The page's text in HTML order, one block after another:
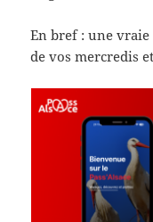
En bref : une
de vos mercredis